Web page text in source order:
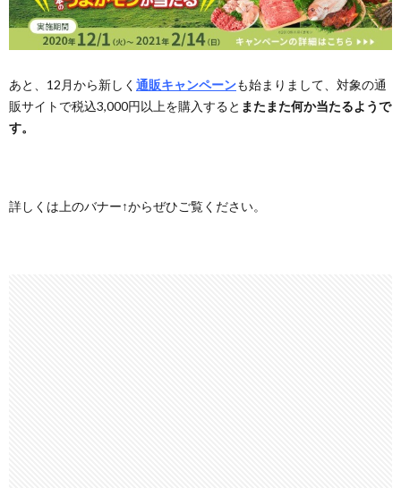
あと、12月から新しく 通販キャンペーンも始まりまして、対象の通
販サイトで税込3,000円以上を購入すると またまた何か当たるようで
す。
詳しくは上のバナー↑からぜひご覧ください。